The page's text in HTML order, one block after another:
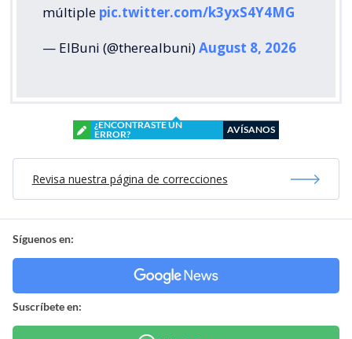
múltiple pic.twitter.com/k3yxS4Y4MG
— ElBuni (@therealbuni)August 8, 2026
¿ENCONTRASTE UN
ERROR?
AVÍSANOS
Revisa nuestra página de correcciones
Síguenos en:
Suscríbete en: